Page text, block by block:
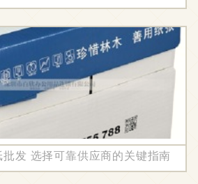
发 选择可靠供应商的关键指南